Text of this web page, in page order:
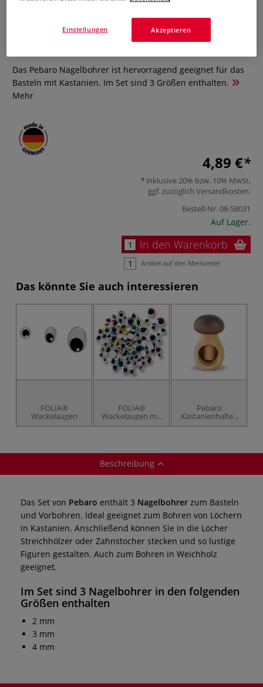
Pebaro Nagelbohrer Set
Das Pebaro Nagelbohrer ist hervorragend geeignet für das
Basteln mit Kastanien. Im Set sind 3 Größen enthalten.
Mehr
4,89 €
inklusive 20% bzw. 10% MwSt,
ggf. zuzüglich Versandkosten.
Bestell-Nr.08-58031
Auf Lager.
In den Warenkorb
Artikel auf den Merkzettel
Das könnte Sie auch interessieren
FOLIA®
Wackelaugen
FOLIA®
Wackelaugen mit
Wimpern
Pebaro
Kastanienhalter,
Pilz
Beschreibung
Das Set von Pebaro enthält 3 Nagelbohrer zum Basteln
und Vorbohren. Ideal geeignet zum Bohren von Löchern
in Kastanien. Anschließend können Sie in die Löcher
Streichhölzer oder Zahnstocher stecken und so lustige
Figuren gestalten. Auch zum Bohren in Weichholz
geeignet.
Im Set sind 3 Nagelbohrer in den folgenden
Größen enthalten
2 mm
3 mm
4 mm
Akzeptieren
Einstellungen